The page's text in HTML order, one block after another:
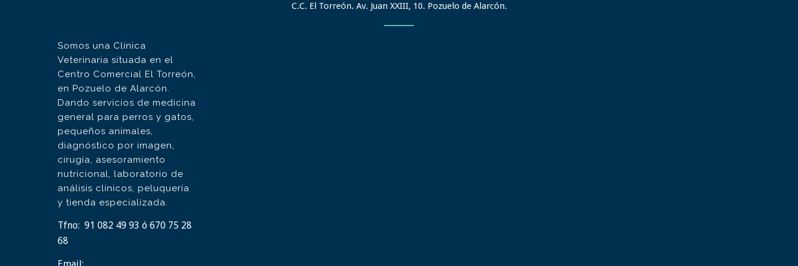
C.C. El Torreón. Av. Juan XXIII, 10. Pozuelo de Alarcón.
Somos una Clínica
Veterinaria situada en el
Centro Comercial El Torreón,
en Pozuelo de Alarcón.
Dando servicios de medicina
general para perros y gatos,
pequeños animales,
diagnóstico por imagen,
cirugía, asesoramiento
nutricional, laboratorio de
análisis clínicos, peluquería
y tienda especializada.
Tfno: 91 082 49 93 ó 670 75 28
68